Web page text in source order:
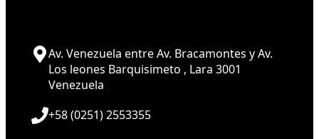
Av. Venezuela entre Av. Bracamontes y Av.
Los leones Barquisimeto , Lara 3001
Venezuela
+58 (0251) 2553355